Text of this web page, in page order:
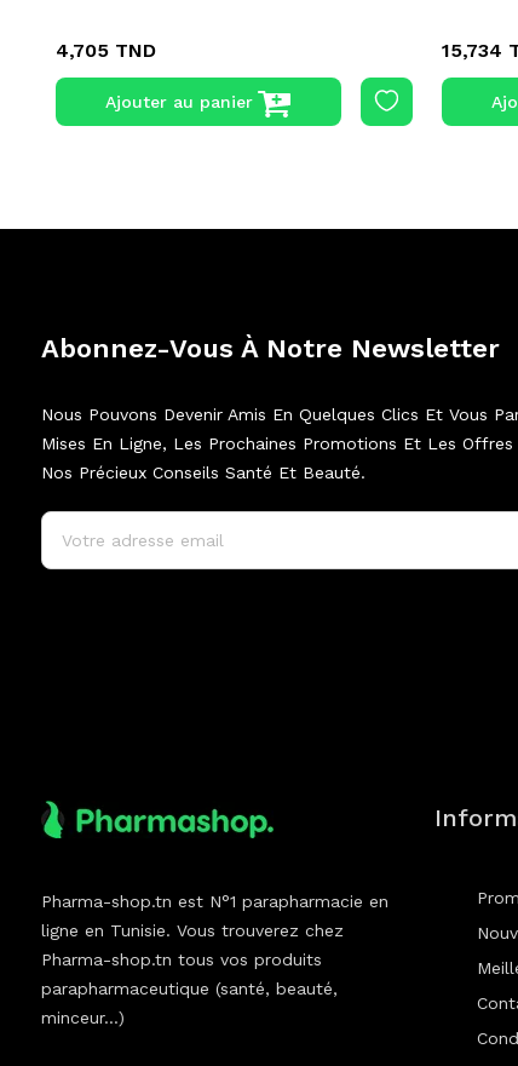
4,705 TND
Ajouter au panier
15,734
Abonnez-Vous À Notre Newsletter
Nous Pouvons Devenir Amis En Quelques Clics Et Vous
Mises En Ligne, Les Prochaines Promotions Et Les Offres
Nos Précieux Conseils Santé Et Beauté.
Pharma-shop.tn est N°1 parapharmacie en
ligne en Tunisie. Vous trouverez chez
Pharma-shop.tn tous vos produits
parapharmaceutique (santé, beauté,
minceur...)